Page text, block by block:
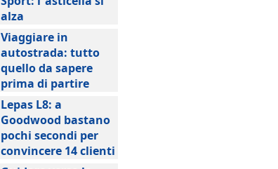
alza
Viaggiare in
autostrada: tutto
quello da sapere
prima di partire
Lepas L8: a
Goodwood bastano
pochi secondi per
convincere 14 clienti